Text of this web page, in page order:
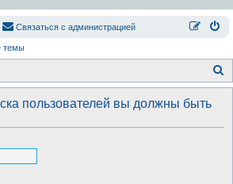
Связаться с администрацией
темы
о
пользователей вы должны быть